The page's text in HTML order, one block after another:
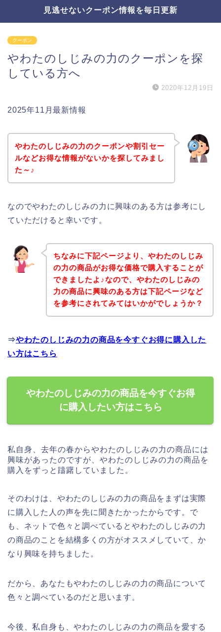
見逃せないクーポン情報を毎日更新
クーポン
やわたのしじみの力のクーポンを探
している方へ
2020年12月19日
2025年11月最新情報
やわたのしじみの力のクーポンや割引セー
ルなどお得な情報がないかを探してみまし
た～♪
なのでやわたのしじみの力に興味のある方は参考にし
ていただけると幸いです。
ちなみに下記ページより、やわたのしじみ
の力の商品がお得な価格で購入することが
できましたよ♪なので、やわたのしじみの
力の商品に興味のある方は下記ページなど
を参考にされてみてはいかがでしょうか？
⇒やわたのしじみの力の商品を今すぐお得に購入した
い方はこちら
やわたのしじみの力の商品を今すぐお得
に購入したい方はこちら
私自身、去年の春からやわたのしじみの力の商品には
興味があったのですが、やわたのしじみの力の商品を
購入をずっと躊躇していました。
そのわけは、やわたのしじみの力の商品をまずは実際
に購入した人の声を先に聞きたかったからです。で
も、ネットで色々と調べているとやわたのしじみの力
の商品のことを結構多くの方がオススメしていて、か
なり興味を持ちました。
だから、あなたもやわたのしじみの力の商品について
色々と調べているのだと思います。
今後、私自身も、やわたのしじみの力の商品を愛する